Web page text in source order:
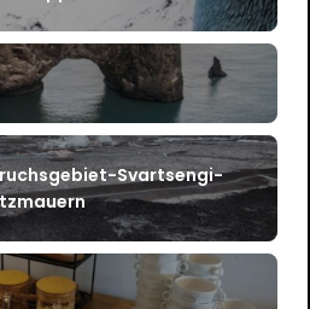
Svartsengi-